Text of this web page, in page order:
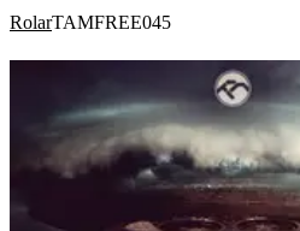
RolarTAMFREE045